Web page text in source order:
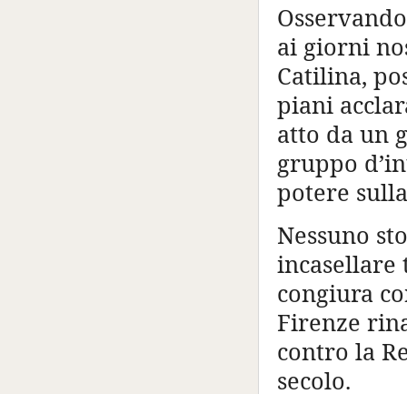
ai giorni
Catilina,
piani
atto da un
gruppo
potere
Nessuno
incasellare
congiura
Firenze
contro la
secolo.